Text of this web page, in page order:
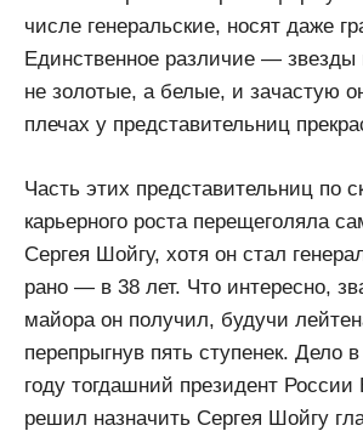
числе генеральские, носят даже
Единственное различие — звезды
не золотые, а белые, и зачастую
плечах у представительниц
Часть этих представительниц по
карьерного роста перещеголяла
Сергея Шойгу, хотя он стал
рано — в 38 лет. Что интересно,
майора он получил, будучи
перепрыгнув пять ступенек. Дело
году тогдашний президент
решил назначить Сергея Шойгу